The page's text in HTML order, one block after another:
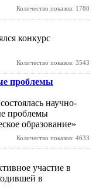
Количество показов: 1788
конкурс
Количество показов: 3543
проблемы
научно-
проблемы
образование»
Количество показов: 4633
участие в
в